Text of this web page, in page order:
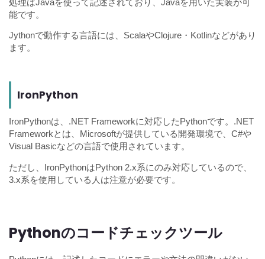
処理はJavaを使って記述されており、Javaを用いた実装が可
能です。
Jythonで動作する言語には、ScalaやClojure・Kotlinなどがあり
ます。
IronPython
IronPythonは、.NET Frameworkに対応したPythonです。.NET
Frameworkとは、Microsoftが提供している開発環境で、C#や
Visual Basicなどの言語で使用されています。
ただし、IronPythonはPython 2.x系にのみ対応しているので、
3.x系を使用している人は注意が必要です。
Pythonのコードチェックツール